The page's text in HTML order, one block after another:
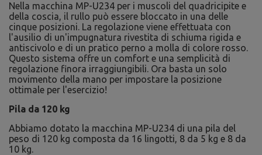
Nella macchina MP-U234 per i muscoli del quadricipite e
della coscia, il rullo può essere bloccato in una delle
cinque posizioni. La regolazione viene effettuata con
l'ausilio di un'impugnatura rivestita di schiuma rigida e
antiscivolo e di un pratico perno a molla di colore rosso.
Questo sistema offre un comfort e una semplicità di
regolazione finora irraggiungibili. Ora basta un solo
movimento della mano per impostare la posizione
ottimale per l'esercizio!
Pila da 120 kg
Abbiamo dotato la macchina MP-U234 di una pila del
peso di 120 kg composta da 16 lingotti, 8 da 5 kg e 8 da
10 kg.